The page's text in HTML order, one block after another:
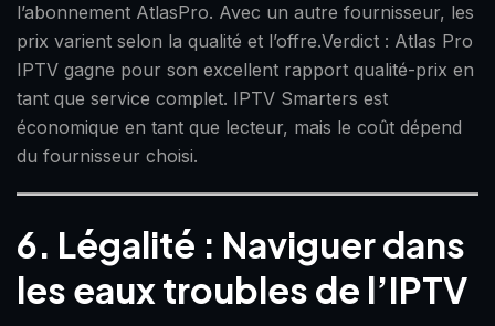
l’abonnement AtlasPro. Avec un autre fournisseur, les
prix varient selon la qualité et l’offre.Verdict : Atlas Pro
IPTV gagne pour son excellent rapport qualité-prix en
tant que service complet. IPTV Smarters est
économique en tant que lecteur, mais le coût dépend
du fournisseur choisi.
6. Légalité : Naviguer dans
les eaux troubles de l’IPTV